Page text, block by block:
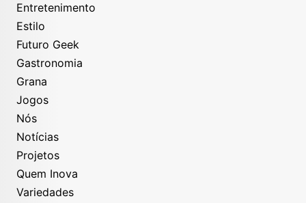
Entretenimento
Estilo
Futuro Geek
Gastronomia
Grana
Jogos
Nós
Notícias
Projetos
Quem Inova
Variedades